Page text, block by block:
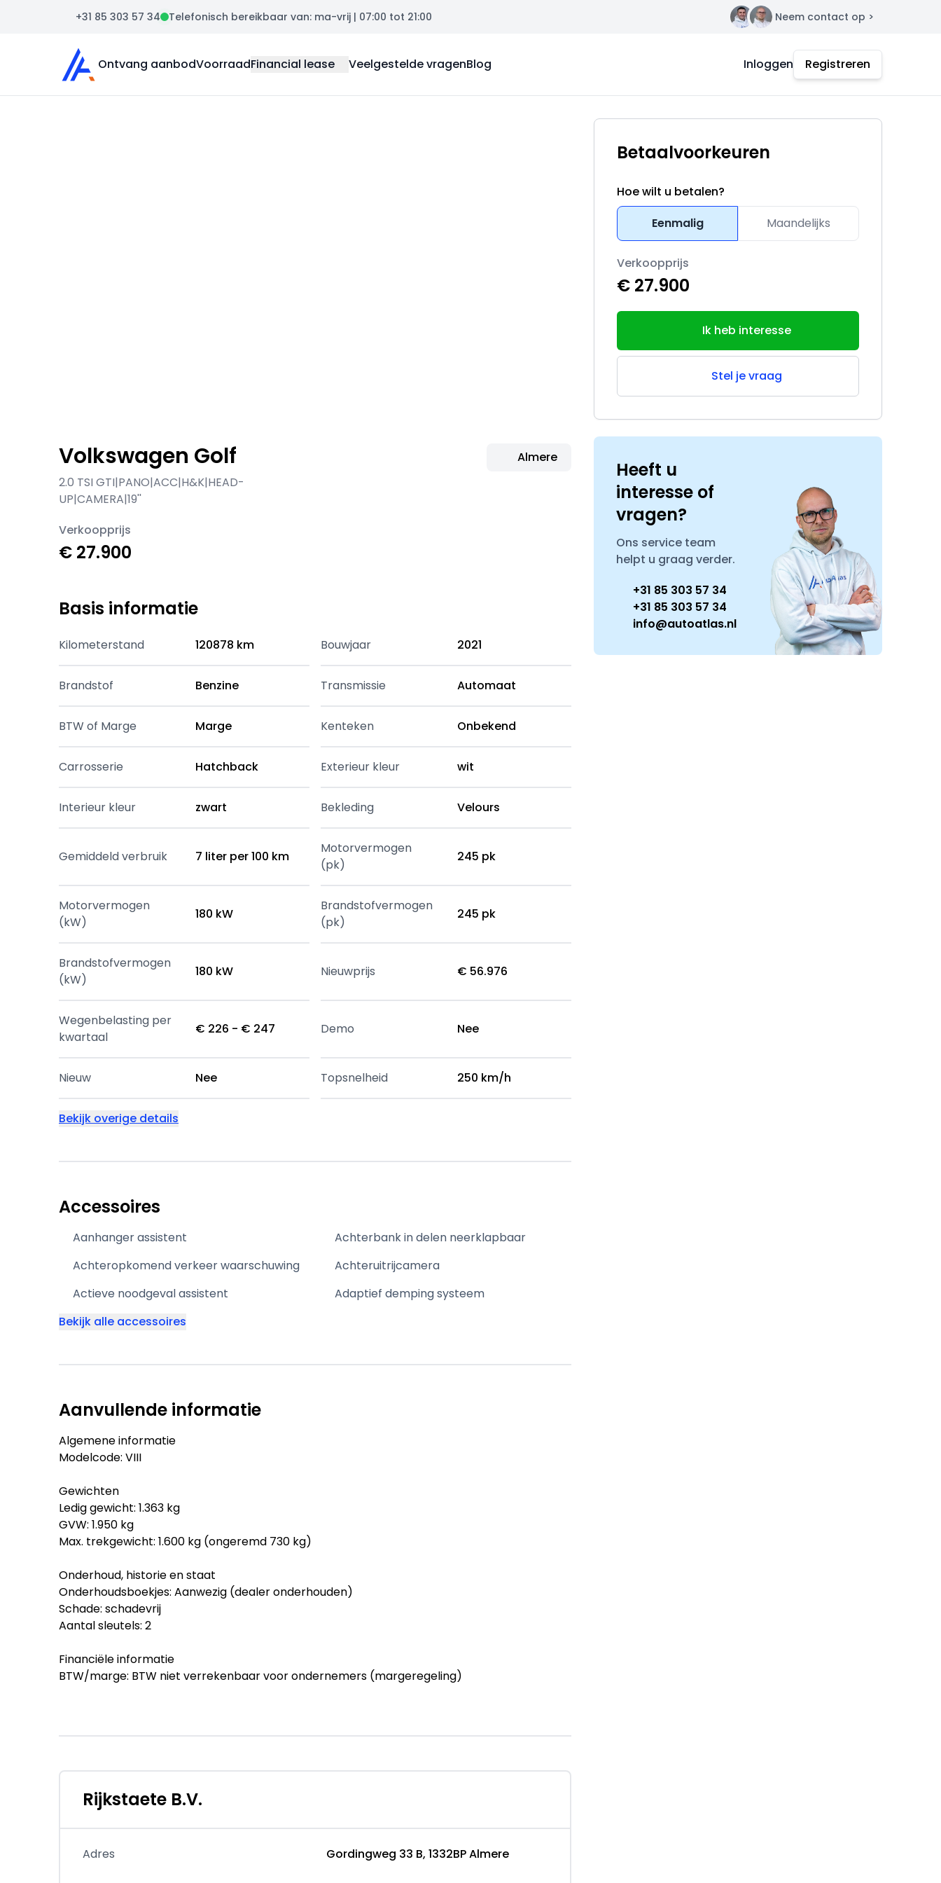
+31 85 303 57 34 Telefonisch bereikbaar van: ma-vrij | 07:00 tot 21:00 Contact Neem contact op >
Auto Atlas
Ontvang aanbodVoorraadFinancial lease Veelgestelde vragenBlog Inloggen Registreren
Volkswagen Golf
2.0 TSI GTI|PANO|ACC|H&K|HEAD-
UP|CAMERA|19''
Almere
Verkoopprijs
€ 27.900
Betaalvoorkeuren
Hoe wilt u betalen?
Eenmalig
Maandelijks
Verkoopprijs
€ 27.900
Ik heb interesse
Stel je vraag
Heeft u
interesse of
vragen?
Ons service team
helpt u graag verder.
+31 85 303 57 34
+31 85 303 57 34
info@autoatlas.nl
Basis informatie
Kilometerstand 120878 km Bouwjaar 2021
Brandstof Benzine Transmissie Automaat
BTW of Marge Marge Kenteken Onbekend
Carrosserie Hatchback Exterieur kleur wit
Interieur kleur zwart Bekleding Velours
Gemiddeld verbruik 7 liter per 100 km
Motorvermogen
(pk)
245 pk
Motorvermogen
(kW)
180 kW
Brandstofvermogen
(pk)
245 pk
Brandstofvermogen
(kW)
180 kW Nieuwprijs € 56.976
Wegenbelasting per
kwartaal
€ 226 - € 247 Demo Nee
Nieuw Nee Topsnelheid 250 km/h
Bekijk overige details
Accessoires
Aanhanger assistent
Achterbank in delen neerklapbaar
Achteropkomend verkeer waarschuwing
Achteruitrijcamera
Actieve noodgeval assistent
Adaptief demping systeem
Bekijk alle accessoires
Aanvullende informatie
Algemene informatie
Modelcode: VIII
Gewichten
Ledig gewicht: 1.363 kg
GVW: 1.950 kg
Max. trekgewicht: 1.600 kg (ongeremd 730 kg)
Onderhoud, historie en staat
Onderhoudsboekjes: Aanwezig (dealer onderhouden)
Schade: schadevrij
Aantal sleutels: 2
Financiële informatie
BTW/marge: BTW niet verrekenbaar voor ondernemers (margeregeling)
Afleverbeurt; Nieuwe APK
Overige informatie
originalType: 2.0 TSI GTI
Volkswagen Golf 2.0 TSI GTI|PANO|ACC|H&K|HEAD-UP|CAMERA|19''
Rijkstaete B.V.
Adres Gordingweg 33 B, 1332BP Almere